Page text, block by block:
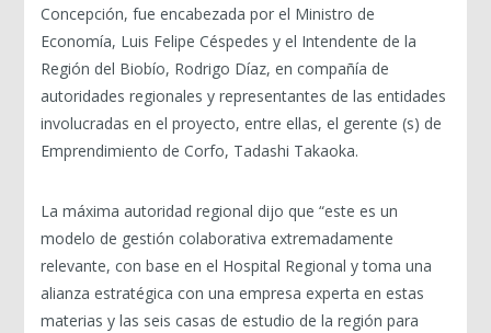
Concepción, fue encabezada por el Ministro de
Economía, Luis Felipe Céspedes y el Intendente de la
Región del Biobío, Rodrigo Díaz, en compañía de
autoridades regionales y representantes de las entidades
involucradas en el proyecto, entre ellas, el gerente (s) de
Emprendimiento de Corfo, Tadashi Takaoka.
La máxima autoridad regional dijo que “este es un
modelo de gestión colaborativa extremadamente
relevante, con base en el Hospital Regional y toma una
alianza estratégica con una empresa experta en estas
materias y las seis casas de estudio de la región para